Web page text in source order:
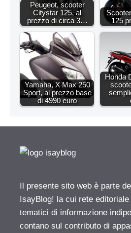
Peugeot, scooter
Citystar 125, al
prezzo di circa 3…
125
Yamaha, X Max 250
Sport, al prezzo base
di 4990 euro
Honda
Il presente sito web è parte
IsayBlog! la cui rete
tematici di informazione
contano sul contributo di